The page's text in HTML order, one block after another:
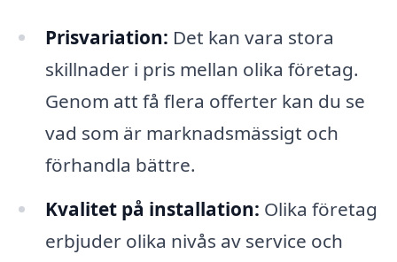
Prisvariation: Det kan vara stora
skillnader i pris mellan olika företag.
Genom att få flera offerter kan du se
vad som är marknadsmässigt och
förhandla bättre.
Kvalitet på installation: Olika företag
erbjuder olika nivås av service och